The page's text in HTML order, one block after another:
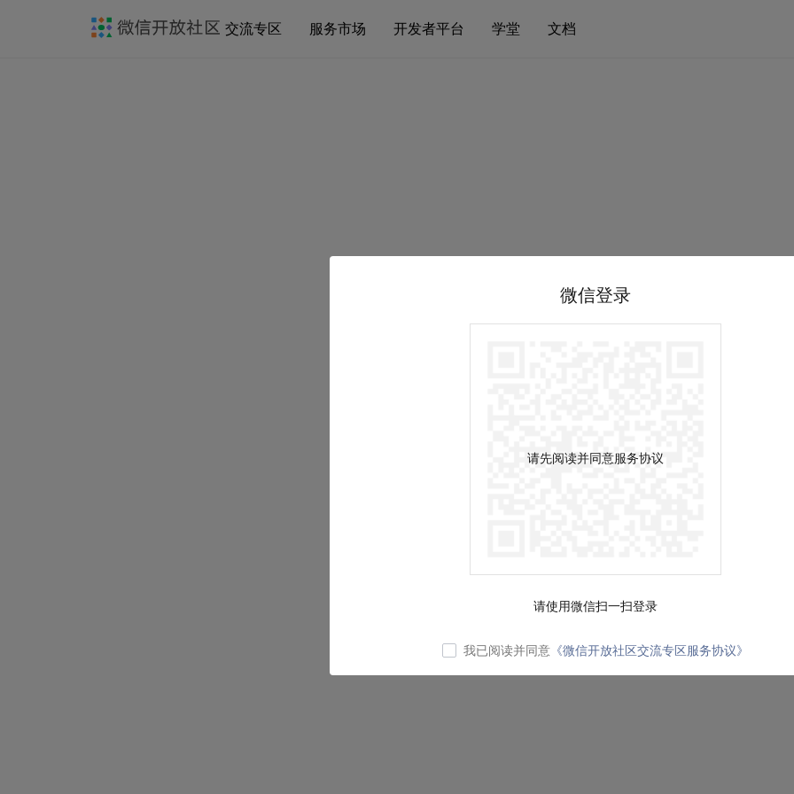
交流专区 服务市场 开发者平台 学堂 文档
微信登录
请先阅读并同意服务协议
请使用微信扫一扫登录
我已阅读并同意 《微信开放社区交流专区服务协议》